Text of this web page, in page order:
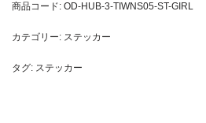
商品コード: OD-HUB-3-TIWNS05-ST-GIRL
カテゴリー: ステッカー
タグ: ステッカー